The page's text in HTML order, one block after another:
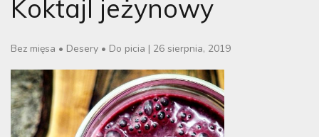
Koktajl jeżynowy
Bez mięsa • Desery • Do picia | 26 sierpnia, 2019